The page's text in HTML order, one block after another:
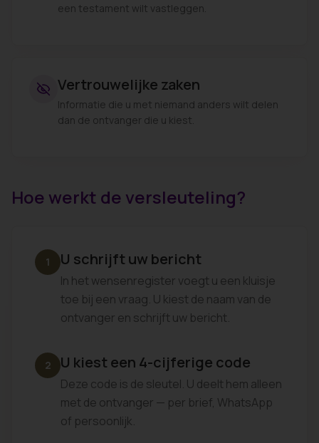
een testament wilt vastleggen.
Vertrouwelijke zaken
Informatie die u met niemand anders wilt delen
dan de ontvanger die u kiest.
Hoe werkt de versleuteling?
1 U schrijft uw bericht
In het wensenregister voegt u een kluisje
toe bij een vraag. U kiest de naam van de
ontvanger en schrijft uw bericht.
2 U kiest een 4-cijferige code
Deze code is de sleutel. U deelt hem alleen
met de ontvanger — per brief, WhatsApp
of persoonlijk.